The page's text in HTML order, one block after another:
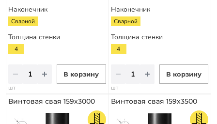
Наконечник
Сварной
Толщина стенки
4
В корзину
шт
Наконечник
Сварной
Толщина стенки
4
В корзину
шт
Винтовая свая 159х3000 Винтовая свая 159х3500